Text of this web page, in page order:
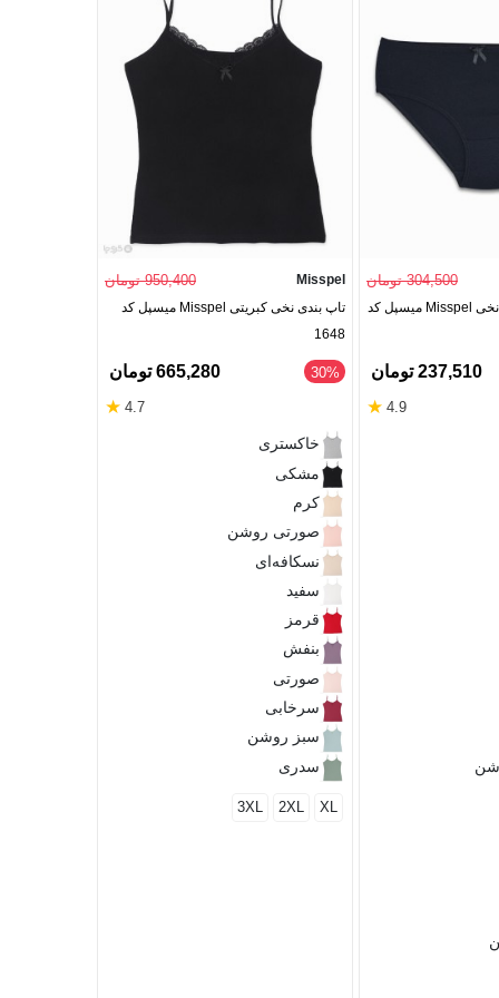
304,500 تومان
شورت زنانه اسلیپ نخی Misspel میسپل کد
237,510 تومان
4.9
★
Misspel 950,400 تومان
تاپ بندی نخی کبریتی Misspel میسپل کد
1648
‎30% 665,280 تومان
4.7
★
خاکستری
مشکی
کرم
صورتی روشن
نسکافه‌ای
سفید
قرمز
بنفش
صورتی
سرخابی
سبز روشن
سدری
XL
2XL
3XL